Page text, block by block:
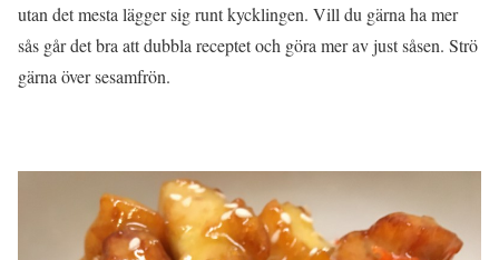
utan det mesta lägger sig runt kycklingen. Vill du gärna ha mer
sås går det bra att dubbla receptet och göra mer av just såsen. Strö
gärna över sesamfrön.